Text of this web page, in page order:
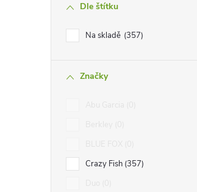
Dle štítku
Na skladě 357
Značky
Crazy Fish 357